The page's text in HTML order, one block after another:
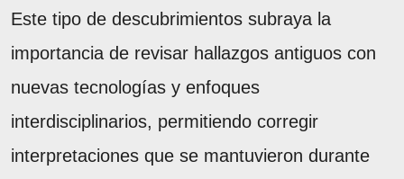
Este tipo de descubrimientos subraya la
importancia de revisar hallazgos antiguos con
nuevas tecnologías y enfoques
interdisciplinarios, permitiendo corregir
interpretaciones que se mantuvieron durante